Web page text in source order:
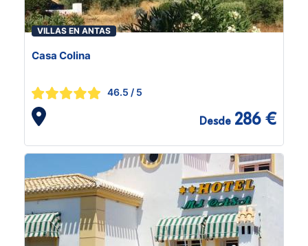
VILLAS EN ANTAS
Casa Colina
46.5 / 5
Desde 286 €